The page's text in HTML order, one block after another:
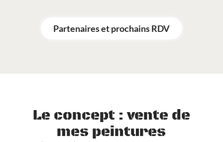
Partenaires et prochains RDV
Le concept : vente de
mes peintures